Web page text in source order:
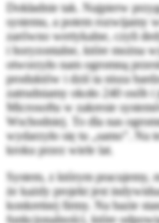
Dokładnie tak. Najpierw
systemu, a potem rozwijamy
zarówno wertykalne, czyli
i horyzontalne, które można
otworzyło nam ogromną
produktów i dziś ta nisza
zatrudniamy około 240 osób
Microsoftu w zakresie
Wschodniej. To dla nas
wydarzyło się tu „samo”. Na
kroku przez wiele lat.
System, z którym pracujemy,
że każdy projekt jest
konkretnej firmy. Na bazie
funkcjonalności, które